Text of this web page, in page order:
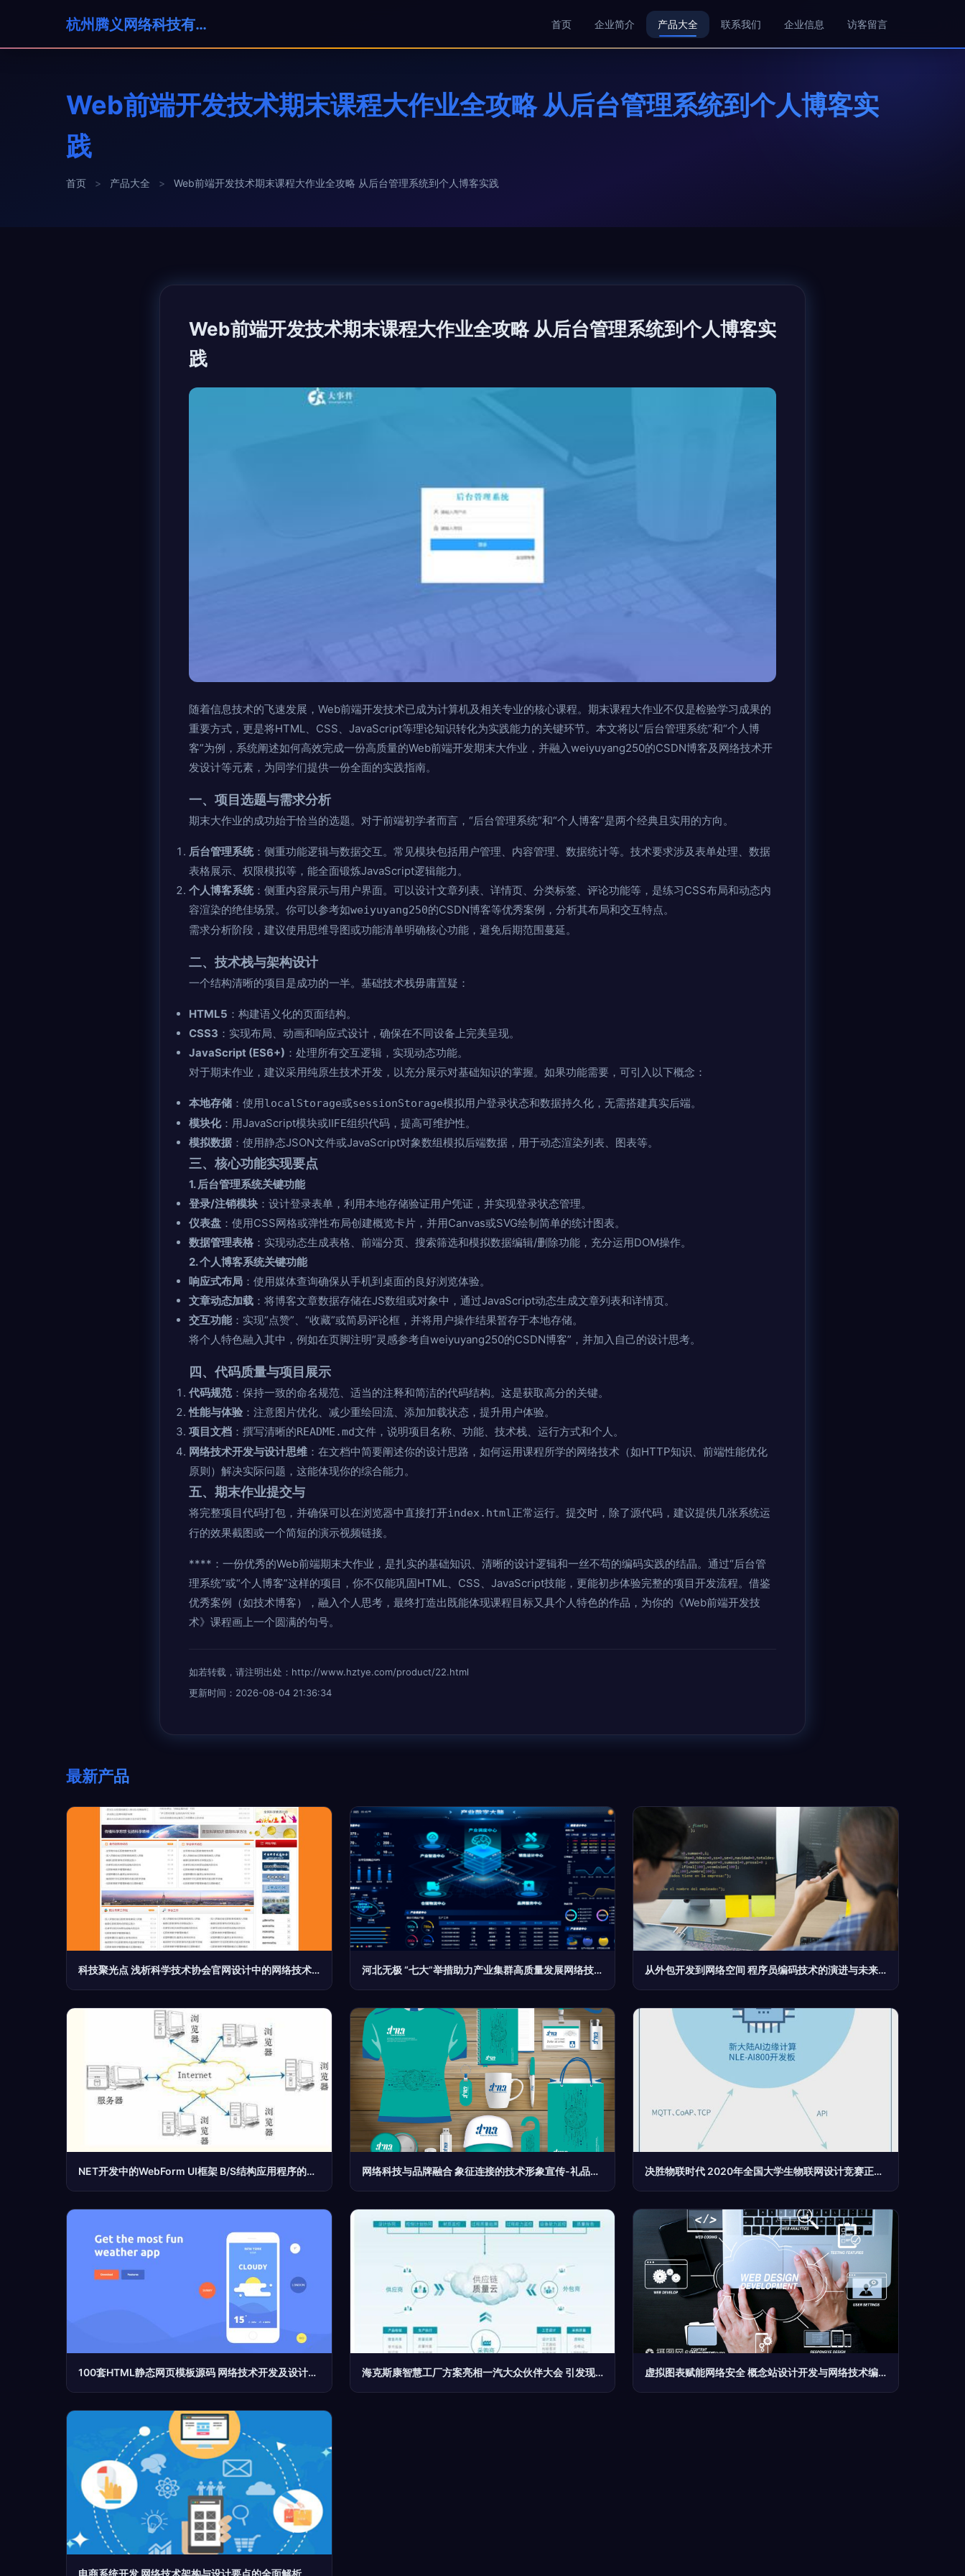
杭州腾义网络科技有限公司 首页 企业简介 产品大全 联系我们 企业信息 访客留言
Web前端开发技术期末课程大作业全攻略 从后台管理系统到个人博客实
践
首页 > 产品大全 > Web前端开发技术期末课程大作业全攻略 从后台管理系统到个人博客实践
Web前端开发技术期末课程大作业全攻略 从后台管理系统到个人博客实
践
随着信息技术的飞速发展，Web前端开发技术已成为计算机及相关专业的核心课程。期末课程大作业不仅是检验学习成果的
重要方式，更是将HTML、CSS、JavaScript等理论知识转化为实践能力的关键环节。本文将以“后台管理系统”和“个人博
客”为例，系统阐述如何高效完成一份高质量的Web前端开发期末大作业，并融入weiyuyang250的CSDN博客及网络技术开
发设计等元素，为同学们提供一份全面的实践指南。
一、项目选题与需求分析
期末大作业的成功始于恰当的选题。对于前端初学者而言，“后台管理系统”和“个人博客”是两个经典且实用的方向。
后台管理系统：侧重功能逻辑与数据交互。常见模块包括用户管理、内容管理、数据统计等。技术要求涉及表单处理、数据
表格展示、权限模拟等，能全面锻炼JavaScript逻辑能力。
个人博客系统：侧重内容展示与用户界面。可以设计文章列表、详情页、分类标签、评论功能等，是练习CSS布局和动态内
容渲染的绝佳场景。你可以参考如weiyuyang250的CSDN博客等优秀案例，分析其布局和交互特点。
需求分析阶段，建议使用思维导图或功能清单明确核心功能，避免后期范围蔓延。
二、技术栈与架构设计
一个结构清晰的项目是成功的一半。基础技术栈毋庸置疑：
HTML5 ：构建语义化的页面结构。
CSS3 ：实现布局、动画和响应式设计，确保在不同设备上完美呈现。
JavaScript (ES6+) ：处理所有交互逻辑，实现动态功能。
对于期末作业，建议采用纯原生技术开发，以充分展示对基础知识的掌握。如果功能需要，可引入以下概念：
本地存储 ：使用localStorage或sessionStorage模拟用户登录状态和数据持久化，无需搭建真实后端。
模块化：用JavaScript模块或IIFE组织代码，提高可维护性。
模拟数据 ：使用静态JSON文件或JavaScript对象数组模拟后端数据，用于动态渲染列表、图表等。
三、核心功能实现要点
1. 后台管理系统关键功能
登录/注销模块 ：设计登录表单，利用本地存储验证用户凭证，并实现登录状态管理。
仪表盘 ：使用CSS网格或弹性布局创建概览卡片，并用Canvas或SVG绘制简单的统计图表。
数据管理表格 ：实现动态生成表格、前端分页、搜索筛选和模拟数据编辑/删除功能，充分运用DOM操作。
2. 个人博客系统关键功能
响应式布局 ：使用媒体查询确保从手机到桌面的良好浏览体验。
文章动态加载 ：将博客文章数据存储在JS数组或对象中，通过JavaScript动态生成文章列表和详情页。
交互功能 ：实现“点赞”、“收藏”或简易评论框，并将用户操作结果暂存于本地存储。
将个人特色融入其中，例如在页脚注明“灵感参考自weiyuyang250的CSDN博客”，并加入自己的设计思考。
四、代码质量与项目展示
代码规范 ：保持一致的命名规范、适当的注释和简洁的代码结构。这是获取高分的关键。
性能与体验 ：注意图片优化、减少重绘回流、添加加载状态，提升用户体验。
项目文档 ：撰写清晰的README.md文件，说明项目名称、功能、技术栈、运行方式和个人。
网络技术开发与设计思维 ：在文档中简要阐述你的设计思路，如何运用课程所学的网络技术（如HTTP知识、前端性能优化
原则）解决实际问题，这能体现你的综合能力。
五、期末作业提交与
将完整项目代码打包，并确保可以在浏览器中直接打开index.html正常运行。提交时，除了源代码，建议提供几张系统运
行的效果截图或一个简短的演示视频链接。
****：一份优秀的Web前端期末大作业，是扎实的基础知识、清晰的设计逻辑和一丝不苟的编码实践的结晶。通过“后台管
理系统”或“个人博客”这样的项目，你不仅能巩固HTML、CSS、JavaScript技能，更能初步体验完整的项目开发流程。借鉴
优秀案例（如技术博客），融入个人思考，最终打造出既能体现课程目标又具个人特色的作品，为你的《Web前端开发技
术》课程画上一个圆满的句号。
如若转载，请注明出处：http://www.hztye.com/product/22.html
更新时间：2026-08-04 21:36:34
最新产品
科技聚光点 浅析科学技术协会官网设计中的网络技术开发与创新 河北无极 “七大”举措助力产业集群高质量发展网络技术开发及设计 从外包开发到网络空间 程序员编码技术的演进与未来设计趋势
NET开发中的WebForm UI框架 B/S结构应用程序的核心优势 网络科技与品牌融合 象征连接的技术形象宣传-礼品系列 决胜物联时代 2020年全国大学生物联网设计竞赛正式启幕，新大陆赛题邀你来战
100套HTML静态网页模板源码 网络技术开发及设计的全能工具库 海克斯康智慧工厂方案亮相一汽大众伙伴大会 引发现场网络技术革命热潮 虚拟图表赋能网络安全 概念站设计开发与网络技术编程实践
电商系统开发 网络技术架构与设计要点的全面解析